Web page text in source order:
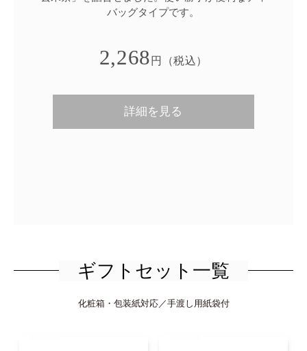
バッグタイプです。
2,268 円（税込）
詳細を見る
ギフトセット一覧
化粧箱・包装紙対応／手渡し用紙袋付